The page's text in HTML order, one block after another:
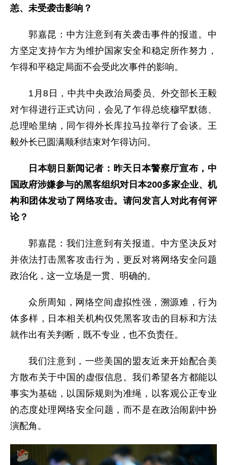
恙、未受袭击影响？
郭嘉昆：中方注意到有关袭击事件的报道。中
方坚定支持乍方为维护国家安全和稳定所作努力，
乍得和平稳定局面不会受此次事件的影响。
1月8日，中共中央政治局委员、外交部长王毅
对乍得进行正式访问，会见了乍得总统穆罕默德、
总理哈里纳，同乍得外长库拉马拉举行了会谈。王
毅外长已圆满顺利结束对乍得访问。
日本朝日新闻记者：昨天日本警察厅宣布，中
国政府涉嫌参与的黑客组织对日本200多家企业、机
构和团体发动了网络攻击。请问发言人对此有何评
论？
郭嘉昆：我们注意到有关报道。中方坚决反对
并依法打击黑客攻击行为，更反对将网络安全问题
政治化，这一立场是一贯、明确的。
众所周知，网络空间虚拟性强，溯源难，行为
体多样，日本相关机构仅凭黑客攻击的目标和方法
就作出有关判断，既不专业，也不负责任。
我们注意到，一些美国的盟友近来开始配合美
方散布关于中国的虚假信息。我们希望各方都能以
事实为基础，以国际规则为准绳，以客观公正专业
的态度处理网络安全问题，而不是在政治闹剧中扮
演配角。